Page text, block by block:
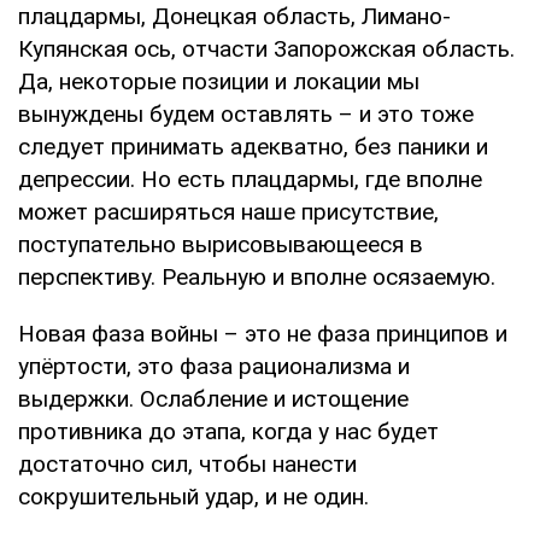
плацдармы, Донецкая область, Лимано-
Купянская ось, отчасти Запорожская область.
Да, некоторые позиции и локации мы
вынуждены будем оставлять – и это тоже
следует принимать адекватно, без паники и
депрессии. Но есть плацдармы, где вполне
может расширяться наше присутствие,
поступательно вырисовывающееся в
перспективу. Реальную и вполне осязаемую.
Новая фаза войны – это не фаза принципов и
упёртости, это фаза рационализма и
выдержки. Ослабление и истощение
противника до этапа, когда у нас будет
достаточно сил, чтобы нанести
сокрушительный удар, и не один.